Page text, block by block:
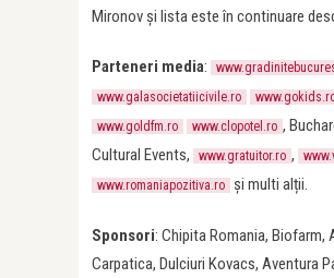
Mironov și lista este în continuare
Parteneri media:
www.galasocietatiicivile.ro
www.goldfm.ro
www.clopotel.ro ,
Cultural Events,
www.gratuitor.ro ,
www.romaniapozitiva.ro și multi alții.
Sponsori: Chipita Romania, Biofarm,
Carpatica, Dulciuri Kovacs, Aventura